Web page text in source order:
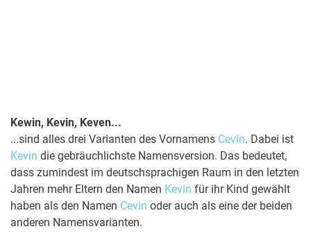
Kewin, Kevin, Keven...
...sind alles drei Varianten des Vornamens Cevin. Dabei ist
Kevin die gebräuchlichste Namensversion. Das bedeutet,
dass zumindest im deutschsprachigen Raum in den letzten
Jahren mehr Eltern den Namen Kevin für ihr Kind gewählt
haben als den Namen Cevin oder auch als eine der beiden
anderen Namensvarianten.